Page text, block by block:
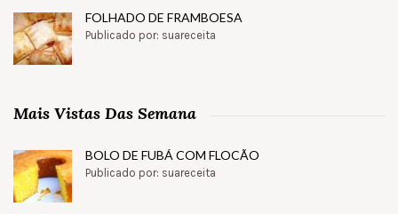
FOLHADO DE FRAMBOESA
Publicado por: suareceita
Mais Vistas Das Semana
BOLO DE FUBÁ COM FLOCÃO
Publicado por: suareceita